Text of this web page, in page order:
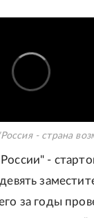
- страна
-
за годы